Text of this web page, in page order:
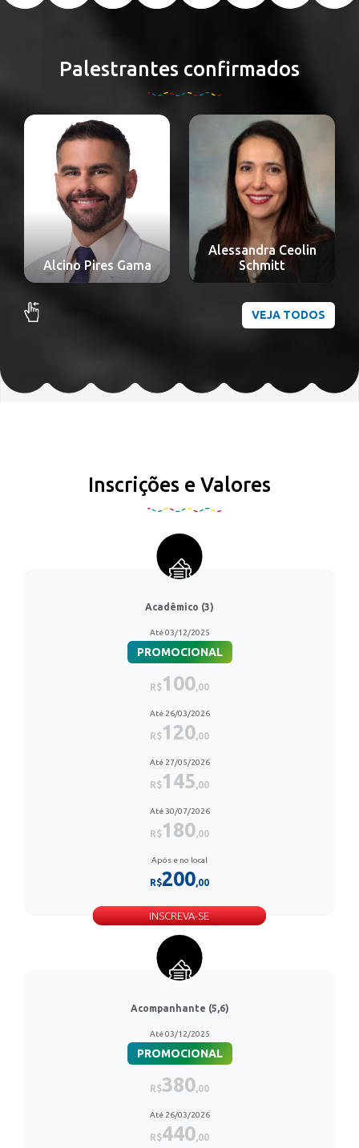
Palestrantes confirmados
Alessandra Ceolin
Schmitt
Alexandre Nakao
Odashiro
VEJA TODOS
Inscrições e Valores
Acadêmico (3)
Até 03/12/2025
PROMOCIONAL
R$100,00
Até 26/03/2026
R$120,00
Até 27/05/2026
R$145,00
Até 30/07/2026
R$180,00
Após e no local
R$200,00
INSCREVA-SE
Acompanhante (5,6)
Até 03/12/2025
PROMOCIONAL
R$380,00
Até 26/03/2026
R$440,00